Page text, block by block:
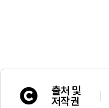
출처 및
저작권